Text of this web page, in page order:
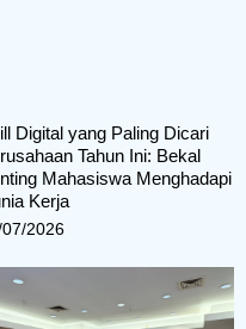
Digital yang Paling Dicari
Tahun Ini: Bekal
Mahasiswa Menghadapi
Kerja
2026